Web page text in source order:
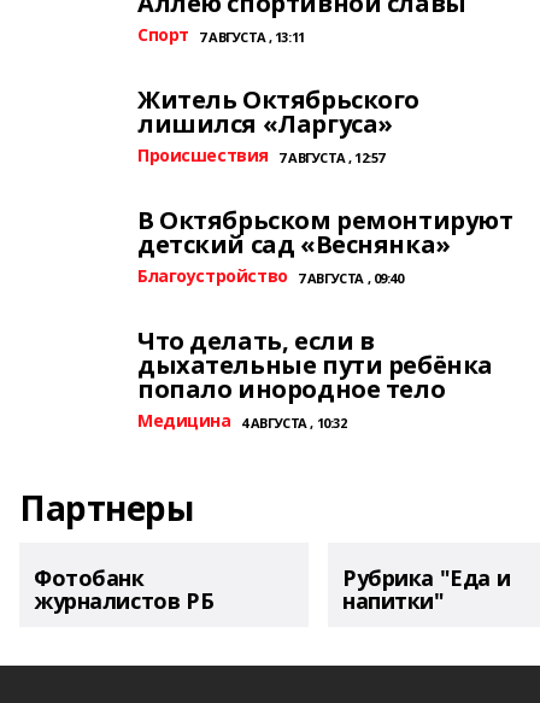
Спорт 7 АВГУСТА , 13:11
Житель Октябрьского
лишился «Ларгуса»
Происшествия 7 АВГУСТА , 12:57
В Октябрьском ремонтируют
детский сад «Веснянка»
Благоустройство 7 АВГУСТА , 09:40
Что делать, если в
дыхательные пути ребёнка
попало инородное тело
Медицина 4 АВГУСТА , 10:32
Партнеры
Фотобанк
журналистов РБ
Рубрика "Еда и
напитки"